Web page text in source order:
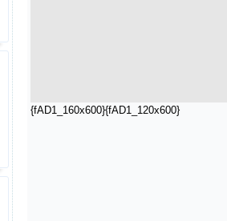
{fAD1_160x600}{fAD1_120x600}